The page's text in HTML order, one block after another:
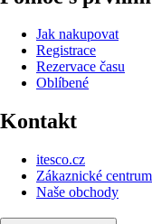
Jak nakupovat
Registrace
Rezervace času
Oblíbené
Kontakt
itesco.cz
Zákaznické
Naše obchody